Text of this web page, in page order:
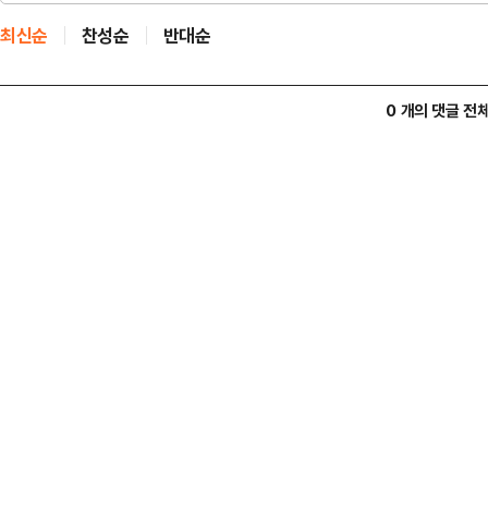
최신순 찬성순 반대순
0 개의 댓글 전